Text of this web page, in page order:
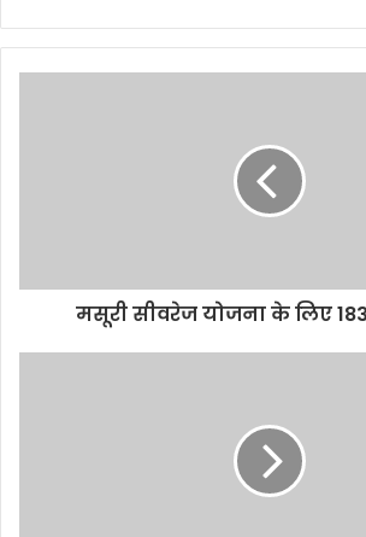
मसूरी सीवरेज योजना के लिए